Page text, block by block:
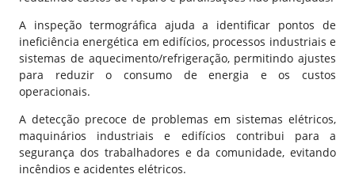
A inspeção termográfica ajuda a identificar pontos de
ineficiência energética em edifícios, processos industriais e
sistemas de aquecimento/refrigeração, permitindo ajustes
para reduzir o consumo de energia e os custos
operacionais.
A detecção precoce de problemas em sistemas elétricos,
maquinários industriais e edifícios contribui para a
segurança dos trabalhadores e da comunidade, evitando
incêndios e acidentes elétricos.